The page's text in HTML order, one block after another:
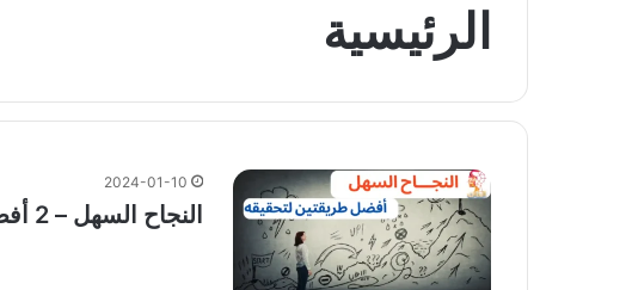
الرئيسية
2024-01-10
النجاح السهل – 2 أفضل طريقتين لتحقيقه.